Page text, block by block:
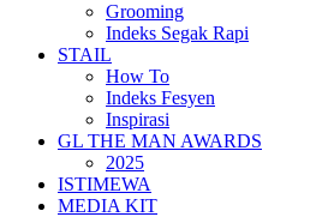
Grooming
Indeks Segak Rapi
STAIL
How To
Indeks Fesyen
Inspirasi
GL THE MAN AWARDS
2025
ISTIMEWA
MEDIA KIT